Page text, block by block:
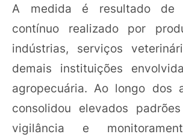
A medida é resultado de
contínuo realizado por
indústrias, serviços
demais instituições
agropecuária. Ao longo dos
consolidou elevados
vigilância e